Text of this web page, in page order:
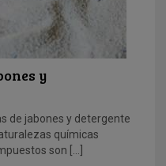
y
de jabones y detergente
químicas
son […]